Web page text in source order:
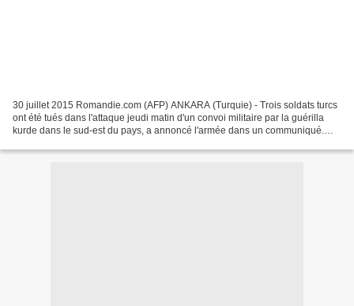
30 juillet 2015 Romandie.com (AFP) ANKARA (Turquie) - Trois soldats turcs
ont été tués dans l'attaque jeudi matin d'un convoi militaire par la guérilla
kurde dans le sud-est du pays, a annoncé l'armée dans un communiqué.